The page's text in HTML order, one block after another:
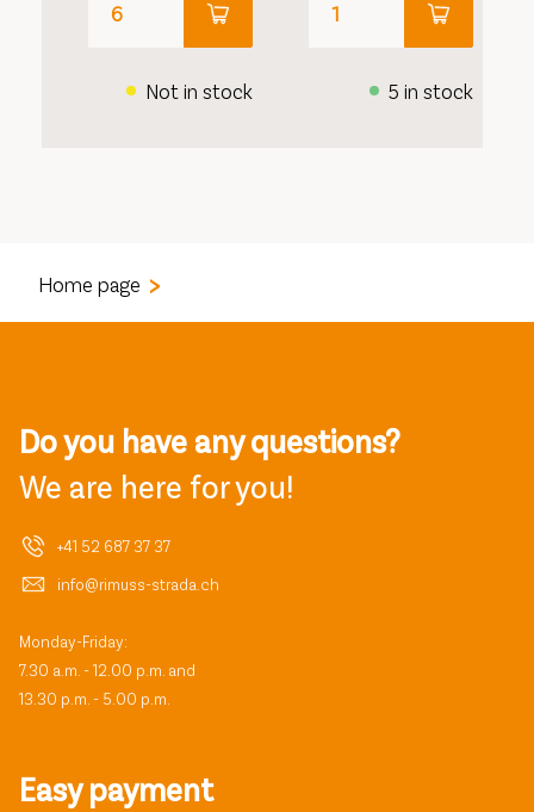
Not in stock 5 in stock
Home page
Do you have any questions?
We are here for you!
+41 52 687 37 37
info@rimuss-strada.ch
Monday-Friday:
7.30 a.m. - 12.00 p.m. and
13.30 p.m. - 5.00 p.m.
Easy payment